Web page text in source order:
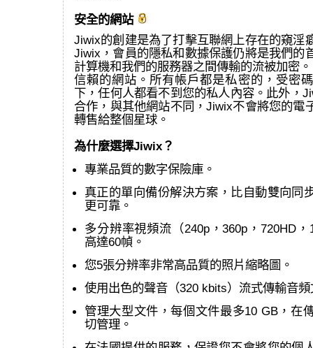
安全的網站
Jiwix的創建是為了打擊互聯網上存在的窺淫
Jiwix，會員的隱私和數據保護仍將是我們的
計算機和我們的服務器之間傳輸的流被加密
信賴的網站。所有帳戶都是私密的，受密
下，任何人都看不到您的私人內容。此外，
合作，與其他網站不同，Jiwix不會將您的電
轉售給整個星球。
為什麼選擇Jiwix？
專業品質的數字保險庫。
真正的單向備份解決方案，比自動雙向同
更可靠。
多分辨率視頻流（240p，360p，720HD
高達60幀。
您5張分辨率非常高品質的照片縮略圖。
使用出色的聲音（320 kbits）流式傳輸音
管理大型文件，每個文件最多10 GB，在
切管理。